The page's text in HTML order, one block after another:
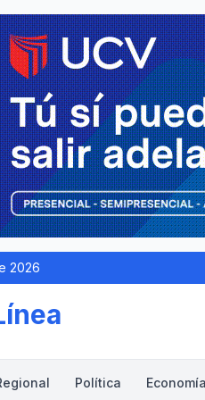
2026
Política Economía